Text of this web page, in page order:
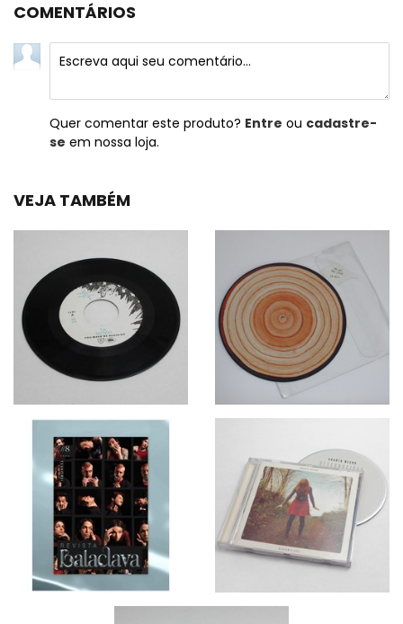
COMENTÁRIOS
Quer comentar este produto? Entre ou cadastre-
se em nossa loja.
VEJA TAMBÉM